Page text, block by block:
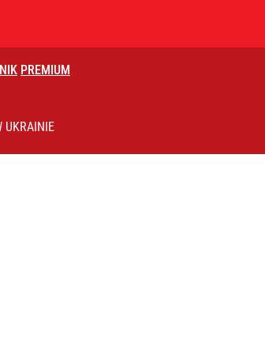
PREMIUMLitewkę, przerywa milczenie
UKRAINIE